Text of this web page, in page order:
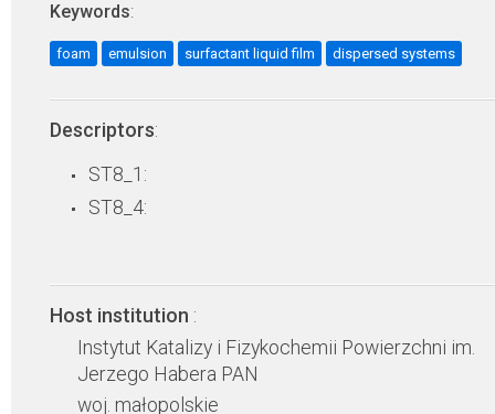
Keywords:
foam emulsion surfactant liquid film dispersed systems
Descriptors:
ST8_1:
ST8_4:
Host institution :
Instytut Katalizy i Fizykochemii Powierzchni im.
Jerzego Habera PAN
woj. małopolskie